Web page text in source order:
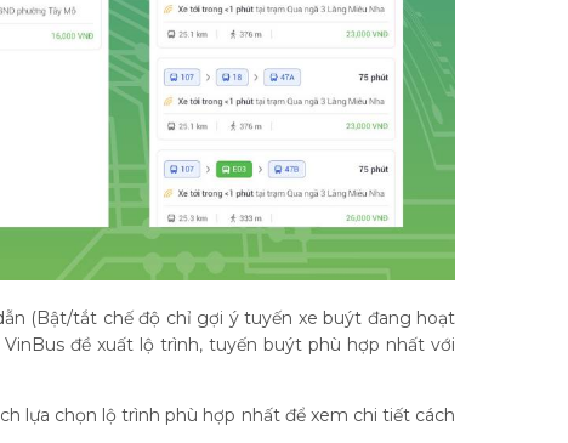
(Bật/tắt chế độ chỉ gợi ý tuyến xe buýt đang hoạt
đề xuất lộ trình, tuyến buýt phù hợp nhất với
lựa chọn lộ trình phù hợp nhất để xem chi tiết cách